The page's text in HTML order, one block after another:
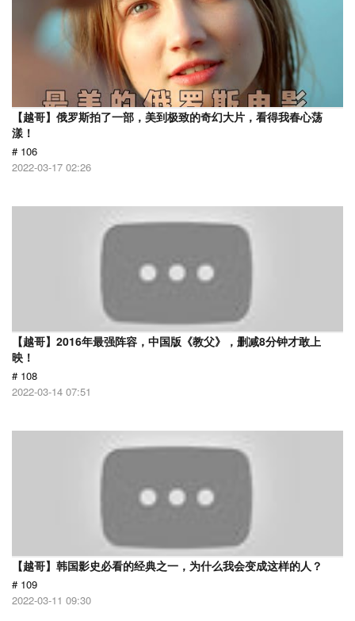
【越哥】俄罗斯拍了一部，美到极致的奇幻大片，看得我春心荡
漾！
# 106
2022-03-17 02:26
【越哥】2016年最强阵容，中国版《教父》，删减8分钟才敢上
映！
# 108
2022-03-14 07:51
【越哥】韩国影史必看的经典之一，为什么我会变成这样的人？
# 109
2022-03-11 09:30